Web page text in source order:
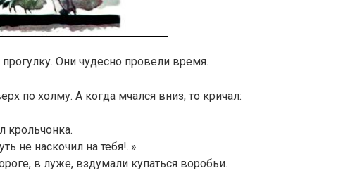
Они чудесно провели время.
по холму. А когда мчался вниз, то кричал:
крольчонка.
не наскочил на тебя!..»
в луже, вздумали купаться воробьи.